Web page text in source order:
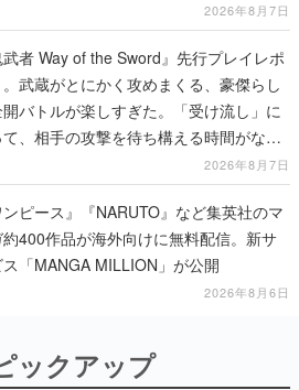
2026年8月7日
武者 Way of the Sword』先行プレイレポ
。武蔵がとにかく攻めまくる、豪傑らし
開バトルが楽しすぎた。「受け流し」に
て、相手の攻撃を待ち構える時間がなく
2026年8月7日
ンピース』『NARUTO』など集英社のマ
約400作品が海外向けに無料配信。新サ
ス「MANGA MILLION」が公開
2026年8月6日
ックアップ